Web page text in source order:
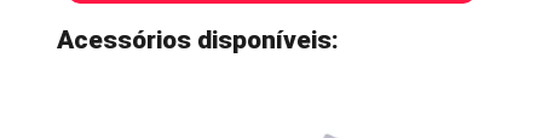
Acessórios disponíveis: